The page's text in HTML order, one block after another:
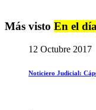
Más visto En el día
12 Octubre 2017
Noticiero Judicial: